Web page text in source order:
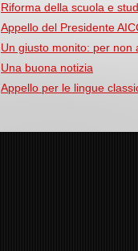
Riforma della scuola e
Appello del Presidente
Un giusto monito: per non
Una buona notizia
Appello per le lingue